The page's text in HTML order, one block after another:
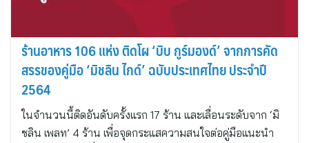
ร้านอาหาร 106 แห่ง ติดโผ ‘บิบ กูร์มองด์’ จากการคัด
สรรของคู่มือ ‘มิชลิน ไกด์’ ฉบับประเทศไทย ประจำปี
2564
ในจำนวนนี้ติดอันดับครั้งแรก 17 ร้าน และเลื่อนระดับจาก ‘มิ
ชลิน เพลท’ 4 ร้าน เพื่อจุดกระแสความสนใจต่อคู่มือแนะนำ